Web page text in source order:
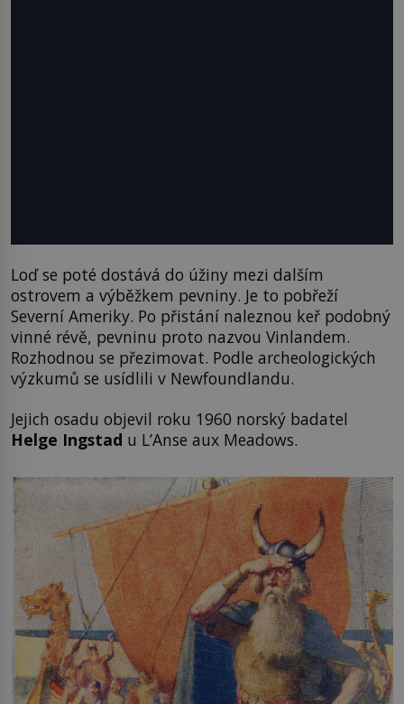
Loď se poté dostává do úžiny mezi dalším
ostrovem a výběžkem pevniny. Je to pobřeží
Severní Ameriky. Po přistání naleznou keř podobný
vinné révě, pevninu proto nazvou Vinlandem.
Rozhodnou se přezimovat. Podle archeologických
výzkumů se usídlili v Newfoundlandu.
Jejich osadu objevil roku 1960 norský badatel
Helge Ingstad u L’Anse aux Meadows.